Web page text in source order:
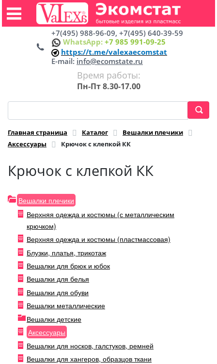
+7(495) 988-96-09, +7(495) 640-39-59
WhatsApp: +7 985 991-09-25
https://t.me/valexaecomstat
E-mail: info@ecomstate.ru
Время работы:
Пн-Пт 8.30-17.00
Главная страница Каталог
Вешалки плечики
Аксессуары
Крючок с клепкой КК
Крючок с клепкой КК
Вешалки плечики
Верхняя одежда и костюмы (с металлическим
крючком)
Верхняя одежда и костюмы (пластмассовая)
Блузки, платья, трикотаж
Вешалки для брюк и юбок
Вешалки для белья
Вешалки для обуви
Вешалки металлические
Вешалки детские
Аксессуары
Вешалки для носков, галстуков, ремней
Вешалки для хангеров, образцов ткани